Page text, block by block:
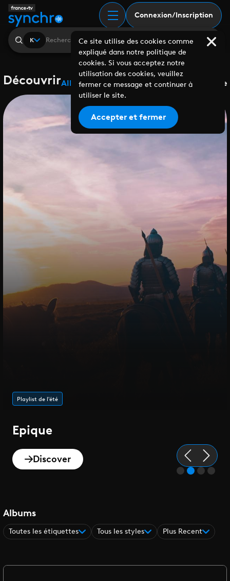
Connexion/Inscription
K
DécouvrirAlbumsPlaylistsCollaborationsLabels Genre
Playlist de l'été
Epique
Discover
Albums
Toutes les étiquettes Tous les styles Plus Recent
Ce site utilise des cookies comme
expliqué dans notre politique de
cookies. Si vous acceptez notre
utilisation des cookies, veuillez
fermer ce message et continuer à
utiliser le site.
Accepter et fermer